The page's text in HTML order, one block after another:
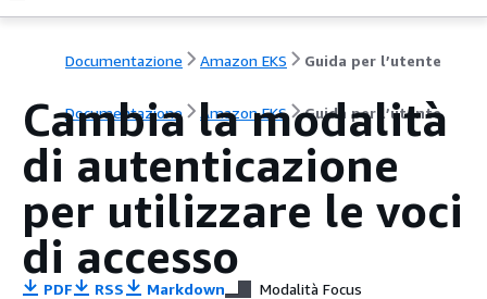
Documentazione Amazon EKS Guida per l’utente
Documentazione Amazon EKS Guida per l’utente
Cambia la modalità
di autenticazione
per utilizzare le voci
di accesso
PDF RSS Markdown Modalità Focus